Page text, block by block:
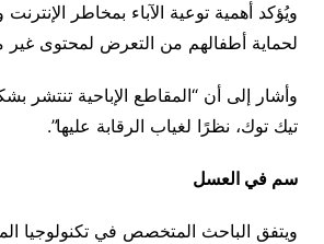
ويُؤكد أهمية توعية الآباء بمخاطر
لحماية أطفالهم من التعرض لمحتوى
وأشار إلى أن “المقاطع الإباحية تنتشر
تيك توك، نظرًا لغياب الرقابة عليها”.
سم في العسل
ويتفق الباحث المتخصص في تكنولوجيا